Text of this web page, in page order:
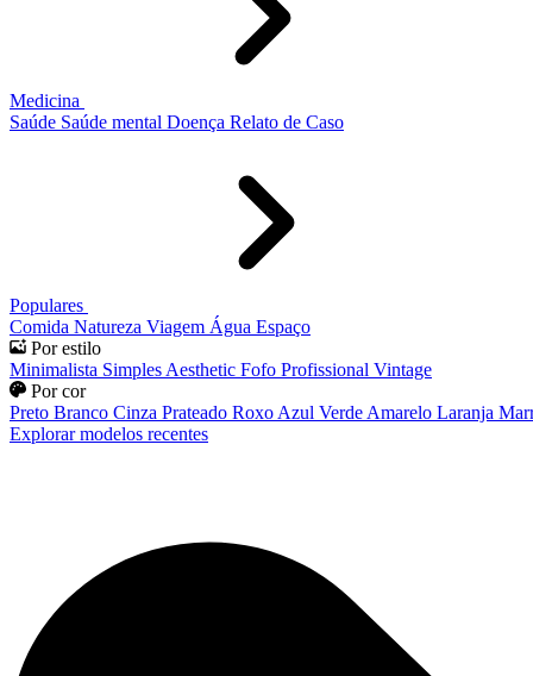
Medicina
Saúde Saúde mental Doença Relato de Caso
Populares
Comida Natureza Viagem Água Espaço
Por estilo
Minimalista Simples Aesthetic Fofo Profissional Vintage
Por cor
Preto Branco Cinza Prateado Roxo Azul Verde Amarelo Laranja
Explorar modelos recentes